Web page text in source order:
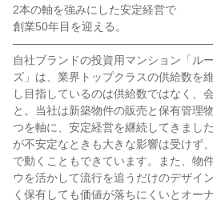
2本の軸を強みにした安定経営で
創業50年目を迎える。
自社ブランドの投資用マンション「ル
ズ」は、業界トップクラスの供給数を
し目指しているのは供給数ではなく、
と。当社は新築物件の販売と保有管理
つを軸に、安定経営を継続してきまし
が不安定なときも大きな影響は受けず
で動くこともできています。また、物
ウを活かして流行を追うだけのデザイ
く保有しても価値が落ちにくいとオー